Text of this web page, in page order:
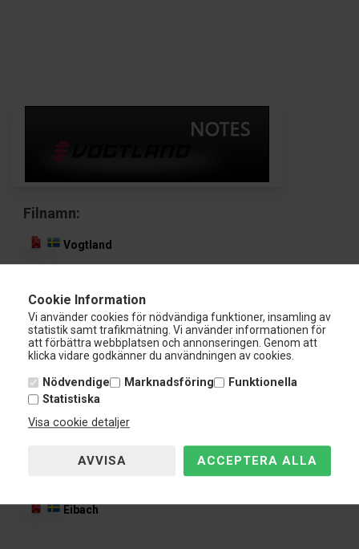
Cookie Information
Vi använder cookies för nödvändiga funktioner, insamling av
statistik samt trafikmätning. Vi använder informationen för
att förbättra webbplatsen och annonseringen. Genom att
klicka vidare godkänner du användningen av cookies.
Nödvendige Marknadsföring
Funktionella
Statistiska
Visa cookie detaljer
Filnamn:
Vogtland
Eibach